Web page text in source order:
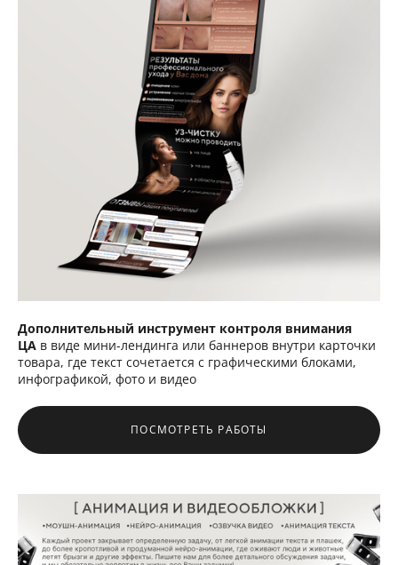
Дополнительный инструмент контроля внимания
ЦА в виде мини-лендинга или баннеров внутри карточки
товара, где текст сочетается с графическими блоками,
инфографикой, фото и видео
ПОСМОТРЕТЬ РАБОТЫ